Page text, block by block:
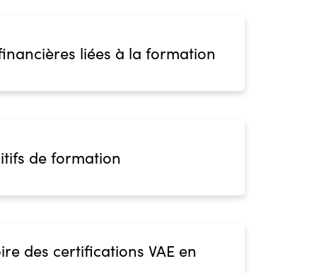
liées à la formation
de formation
des certifications VAE en